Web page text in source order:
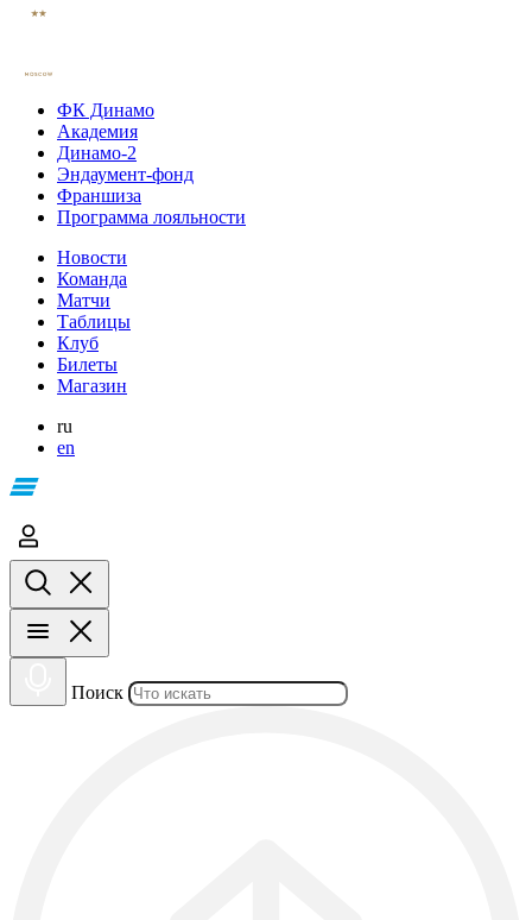
ФК Динамо
Академия
Динамо-2
Эндаумент-фонд
Франшиза
Программа лояльности
Новости
Команда
Матчи
Таблицы
Клуб
Билеты
Магазин
ru
en
Поиск